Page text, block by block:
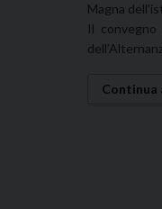
Magna
Il
Continua